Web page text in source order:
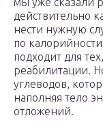
действительно
нести нужную
по калорийности
подходит для
реабилитации.
углеводов,
наполняя тело
отложений.